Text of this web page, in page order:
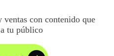
ventas con contenido que
tu público